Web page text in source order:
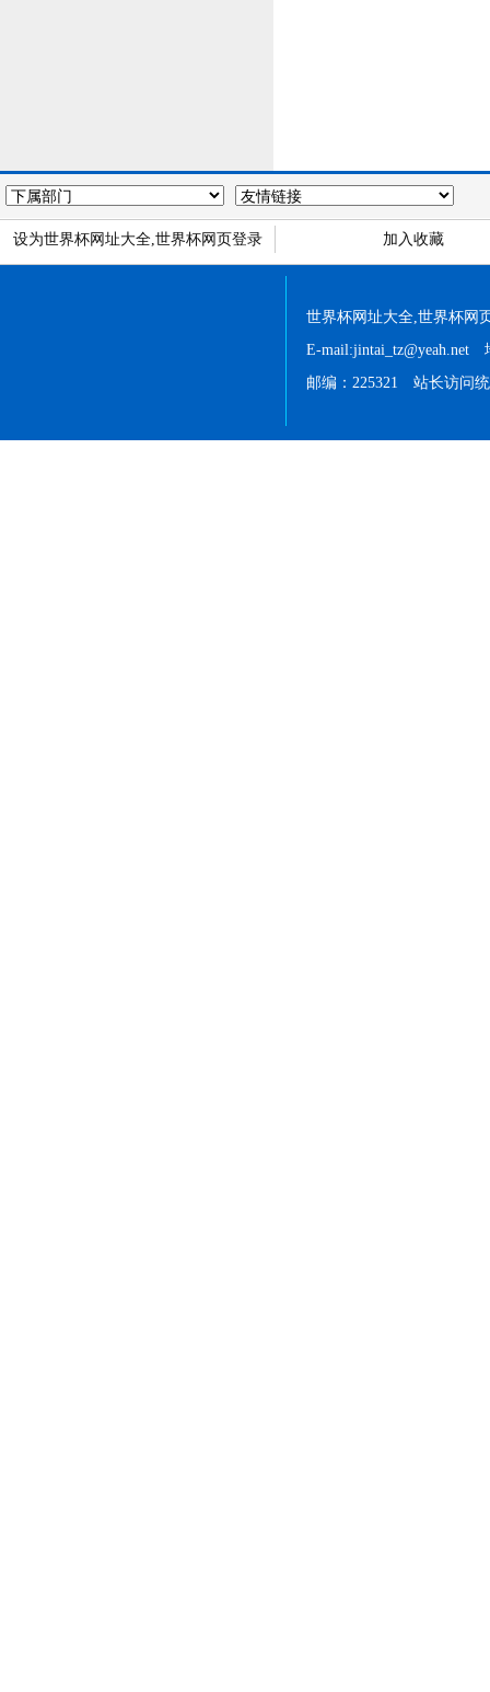
设为世界杯网址大全,世界杯网页登录 加入收藏
世界杯网址大全,世界杯网
E-mail:jintai_tz@yeah.net
邮编：225321 站长访问